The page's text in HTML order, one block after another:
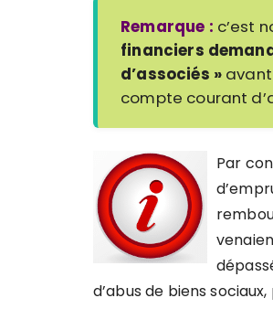
Remarque : c’est
financiers
d’associés »
compte courant
Par
d’abus de biens sociaux,